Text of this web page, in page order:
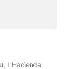
L’Hacienda